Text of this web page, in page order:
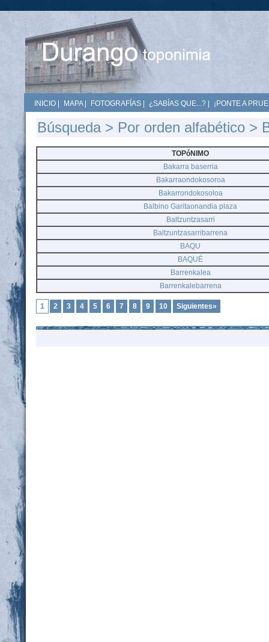
INICIO MAPA| FOTOGRAFÍAS ¿SABÍAS QUE...? ¡PONTE A
Búsqueda> Por orden alfabético >
TOPóNIMO
Bakarra baserria
Bakarraondokosoroa
Bakarrondokosoloa
Balbino Garitaonandia plaza
Baltzuntzasarri
Baltzuntzasarribarrena
BAQU
BAQUÉ
Barrenkalea
Barrenkalebarrena
1 2 3 4 5 6 7 8 9 10 Siguientes»